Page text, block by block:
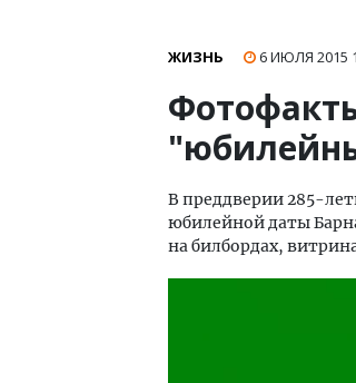
ЖИЗНЬ 6 ИЮЛЯ 2015
В преддверии 285-
юбилейной даты
на билбордах,